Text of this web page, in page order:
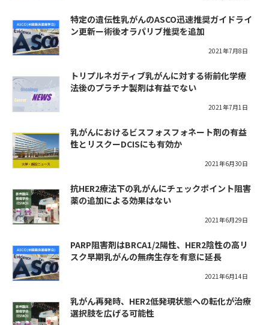
特定の遺伝性乳がんのASCO迅速推奨ガイドライ
ン更新ー術後オラパリブ推奨を追加
2021年7月8日
トリプルネガティブ乳がんに対する術前化学療
法後のプラチナ製剤は有益でない
2021年7月1日
乳がんにおけるビスフォスフォネート剤の有益
性とリスクーDCISにも有効か
2021年6月30日
抗HER2療法下の乳がんにチェックポイント阻害
薬の追加による効果はない
2021年6月29日
PARP阻害剤はBRCA1/2陽性、HER2陰性の高リ
スク早期乳がんの無病生存を有意に延長
2021年6月14日
乳がん再発時、HER2低発現状態への転化が治療
選択肢を広げる可能性